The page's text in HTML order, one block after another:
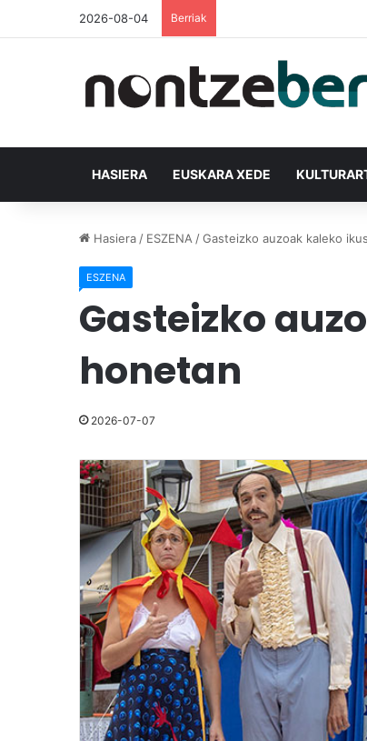
2026-08-04 Berriak
HASIERA EUSKARA XEDE
Hasiera / ESZENA /Gasteizko auzoak kaleko
ESZENA
Gasteizko
honetan
2026-07-07